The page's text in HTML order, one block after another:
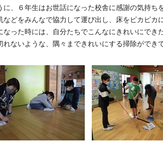
、６年生はお世話になった校舎に感謝の気持ち
どをみんなで協力して運び出し、床をピカピカ
った時には、自分たちでこんなにきれいにでき
ないような、隅々まできれいにする掃除ができ